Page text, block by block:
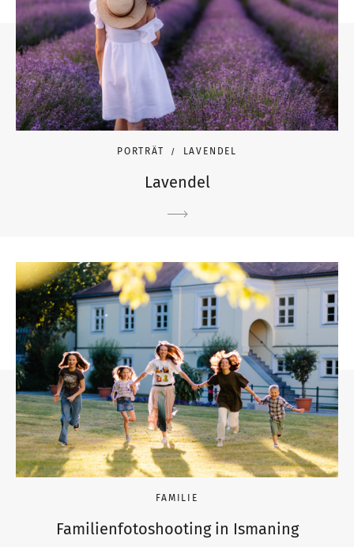
PORTRÄT LAVENDEL
Lavendel
FAMILIE
Familienfotoshooting in Ismaning